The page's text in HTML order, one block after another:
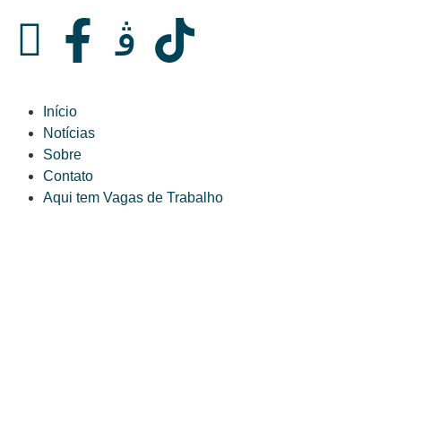
Início
Notícias
Sobre
Contato
Aqui tem Vagas de Trabalho